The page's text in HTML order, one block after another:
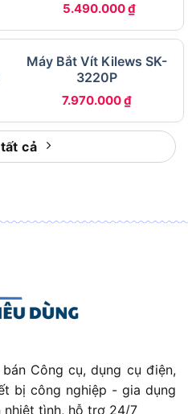
pin Milwaukee M12 BID
M12 đầu tiên của
là bản thân máy,
chọn này giúp tiết kiệm
pin Milwaukee M12 từ
có pin và sạc, bản thân
Khi đó, bạn nên chọn bộ
5.490.000₫
Máy Bắt Vít Kilews SK-
3220P
7.970.000₫
cả
Công cụ, dụng cụ điện,
bị công nghiệp - gia dụng
nhiệt tình, hỗ trợ 24/7